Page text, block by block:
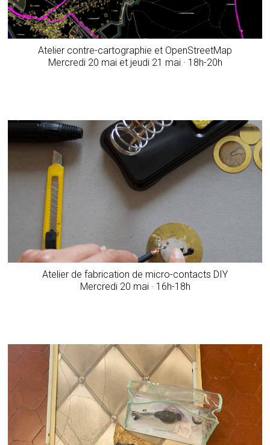
Atelier contre-cartographie et OpenStreetMap
­Mercredi 20 mai et jeudi 21 mai · 18h-20h
Atelier de fabrication de micro-contacts DIY
­Mercredi 20 mai · 16h-18h